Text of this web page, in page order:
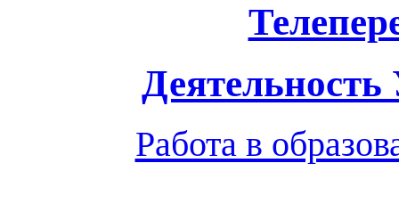
Работа в